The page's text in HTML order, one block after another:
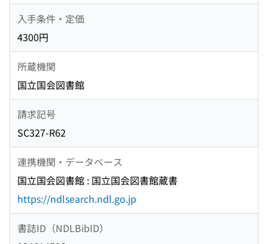
入手条件・定価
4300円
所蔵機関
国立国会図書館
請求記号
SC327-R62
連携機関・データベース
国立国会図書館 : 国立国会図書館蔵書
https://ndlsearch.ndl.go.jp
書誌ID（NDLBibID）